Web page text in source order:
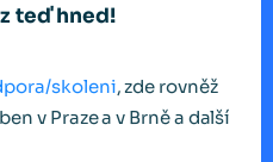
teď hned!
skoleni, zde rovněž
v Praze a v Brně a další